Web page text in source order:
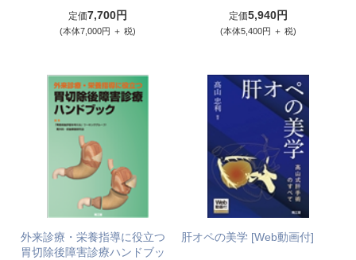
定価7,700円
(本体7,000円 ＋ 税)
定価5,940円
(本体5,400円 ＋ 税)
外来診療・栄養指導に役立つ
胃切除後障害診療ハンドブッ
肝オペの美学 [Web動画付]